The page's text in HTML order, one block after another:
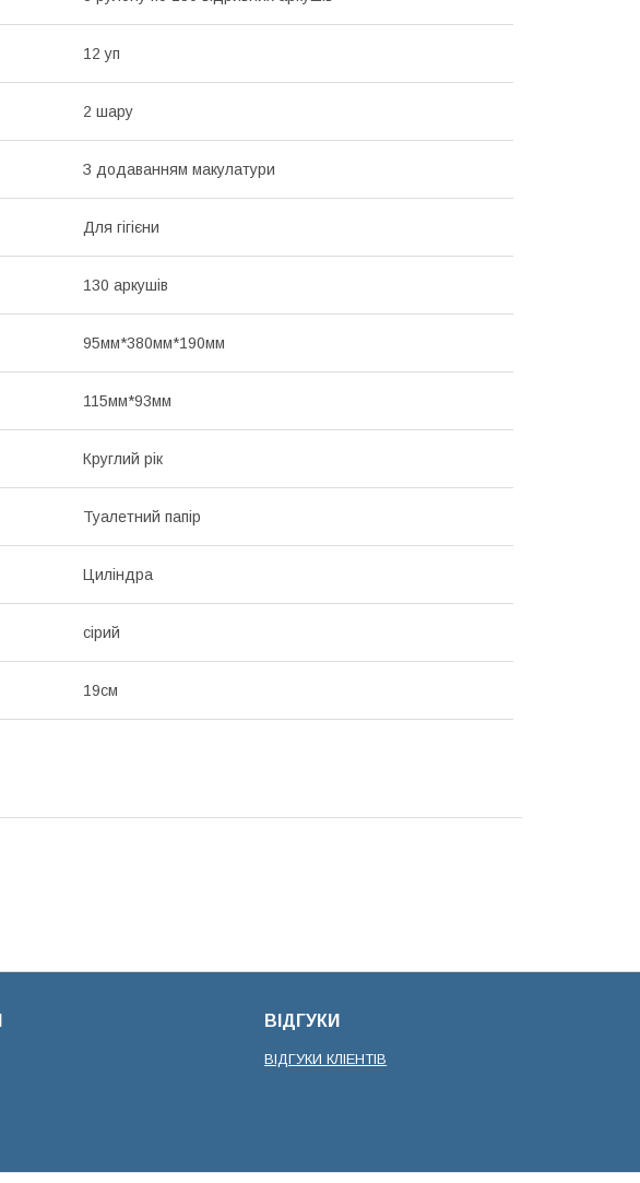
12 уп
2 шару
З додаванням макулатури
Для гігієни
130 аркушів
95мм*380мм*190мм
115мм*93мм
Круглий рік
Туалетний папір
Циліндра
сірий
19см
ВІДГУКИ
ВІДГУКИ КЛІЕНТІВ